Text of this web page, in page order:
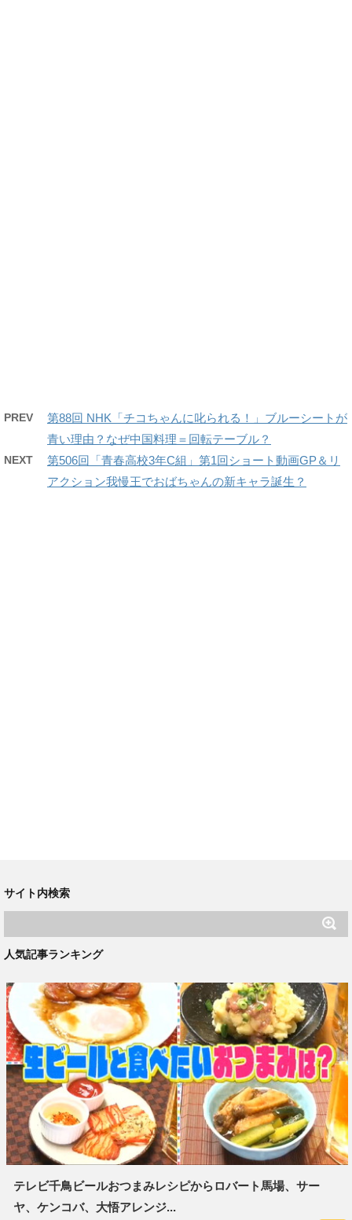
PREV
第88回 NHK「チコちゃんに叱られる！」ブルーシートが
青い理由？なぜ中国料理＝回転テーブル？
NEXT
第506回「青春高校3年C組」第1回ショート動画GP＆リ
アクション我慢王でおばちゃんの新キャラ誕生？
サイト内検索
人気記事ランキング
テレビ千鳥ビールおつまみレシピからロバート馬場、サー
ヤ、ケンコバ、大悟アレンジ...